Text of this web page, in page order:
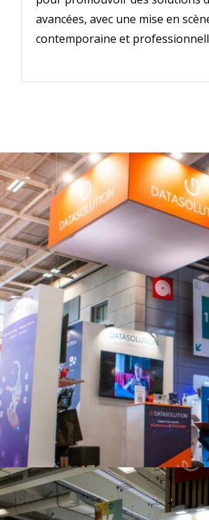
avancées, avec une mise en
contemporaine et